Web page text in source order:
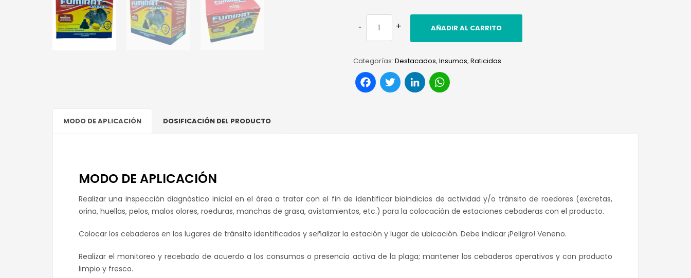
AÑADIR AL CARRITO
Categorías: Destacados, Insumos, Raticidas
Facebook
TwitterLinkedIn
MODO DE APLICACIÓN DOSIFICACIÓN DEL PRODUCTO
MODO DE APLICACIÓN
Realizar una inspección diagnóstico inicial en el área a tratar con el fin de identificar bioindicios de actividad y/o tránsito de roedores (excretas,
orina, huellas, pelos, malos olores, roeduras, manchas de grasa, avistamientos, etc.) para la colocación de estaciones cebaderas con el producto.
Colocar los cebaderos en los lugares de tránsito identificados y señalizar la estación y lugar de ubicación. Debe indicar ¡Peligro! Veneno.
Realizar el monitoreo y recebado de acuerdo a los consumos o presencia activa de la plaga; mantener los cebaderos operativos y con producto
limpio y fresco.